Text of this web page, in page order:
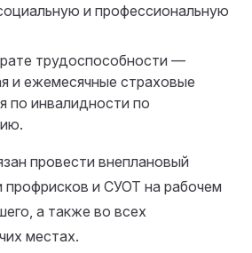
и профессиональную
трудоспособности —
и ежемесячные страховые
по инвалидности по
провести внеплановый
профрисков и СУОТ на рабочем
а также во всех
местах.